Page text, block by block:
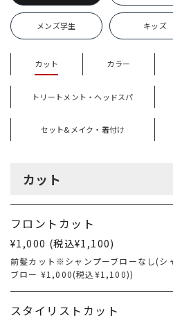
メンズ学生 キッズ
カット カラー
トリートメント・ヘッドスパ
セット&メイク・着付け
カット
フロントカット
¥1,000 (税込¥1,100)
前髪カット※シャンプーブローなし(
ブロー ¥1,000(税込¥1,100))
スタイリストカット